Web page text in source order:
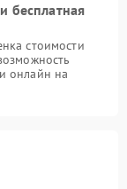
бесплатная
стоимости
онлайн на